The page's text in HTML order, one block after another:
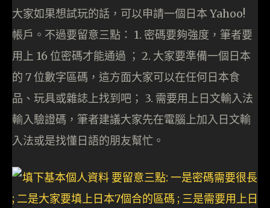
大家如果想試玩的話，可以申請一個日本 Yahoo!
帳戶。不過要留意三點： 1. 密碼要夠強度，筆者要
用上 16 位密碼才能通過 ； 2. 大家要準備一個日本
的 7 位數字區碼，這方面大家可以在任何日本食
品、玩具或雜誌上找到吧； 3. 需要用上日文輸入法
輸入驗證碼，筆者建議大家先在電腦上加入日文輸
入法或是找懂日語的朋友幫忙。